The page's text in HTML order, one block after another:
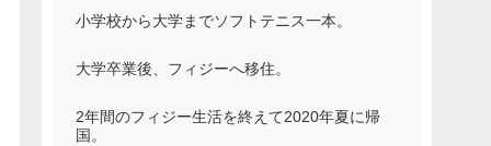
小学校から大学までソフトテニス一本。
大学卒業後、フィジーへ移住。
2年間のフィジー生活を終えて2020年夏に帰
国。